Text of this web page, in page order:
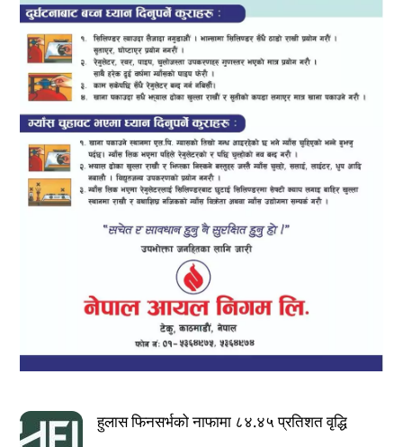
हुलास फिनसर्भको नाफामा ८४.४५ प्रतिशत वृद्धि